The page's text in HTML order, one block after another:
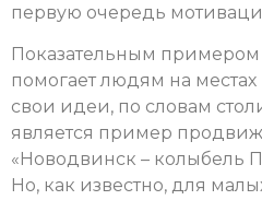
первую очередь
Показательным примером
помогает людям на
свои идеи, по словам
является пример
«Новодвинск – колыбель
Но, как известно, для